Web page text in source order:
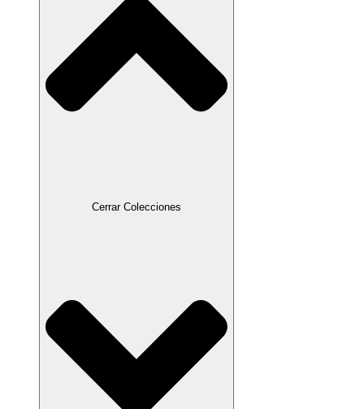
Cerrar Colecciones